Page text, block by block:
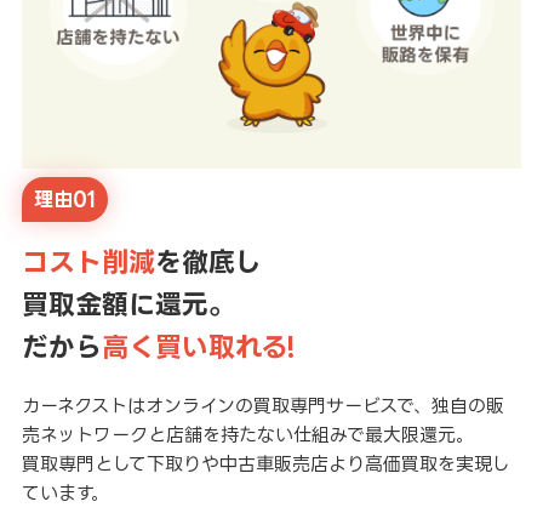
理由01
コスト削減を徹底し
買取金額に還元。
だから高く買い取れる!
カーネクストはオンラインの買取専門サービスで、独自の販
売ネットワークと店舗を持たない仕組みで最大限還元。
買取専門として下取りや中古車販売店より高価買取を実現し
ています。